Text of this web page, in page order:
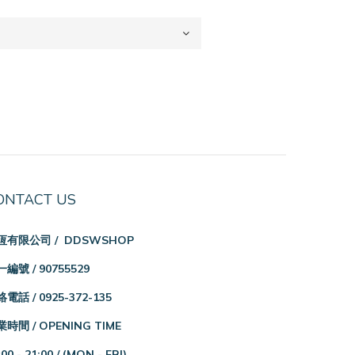
US
有限公司 / DDSWSHOP
編號 / 90755529
電話 / 0925-372-135
時間 / OPENING TIME